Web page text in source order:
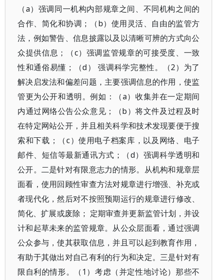
（a）强调同一机构内部规章之间、不同机构之间的
合作、简化和协调；（b）使用灵活、自由的监管方
法，例如警告、信息披露以及以清晰可辨的方式向公
众提供信息；（c）强调监管规章的可接受度、一致
性和通俗易懂；（d） 强调科学完整性。（2）为了
解决启发法和偏差问题，主要强调信息的作用，使监
管更为公开和透明。例如：（a）收集并在一定期间
内通过网络公告公众意见；（b）将文件及过程及时
在特定网站公开，并且相关科学和技术发现要便于搜
索和下载；（c）使用电子档案库，以及网络、电子
邮件、短信等最新通讯方式；（d）强调科学透明和
公开。二是针对有限意志力的情形。从机构和规章层
面看，使用回顾性审查方法对规章进行增强、补充或
者现代化，然后对不按照预期运行的规章进行修改、
简化、扩展或废除； 定期审查并更新监管计划，并设
计和起草未来的监管规章。从公众层面看，通过强调
公众参与，使其获取信息，并且可以起到教育作用，
有助于其做出对自己有利的行为和决定。三是针对有
限自利的情形。（1）考虑（并定性地讨论）那些不